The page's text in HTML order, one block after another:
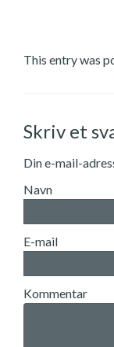
This entry was
Skriv et
Din e-mail-
Navn
E-mail
Kommentar